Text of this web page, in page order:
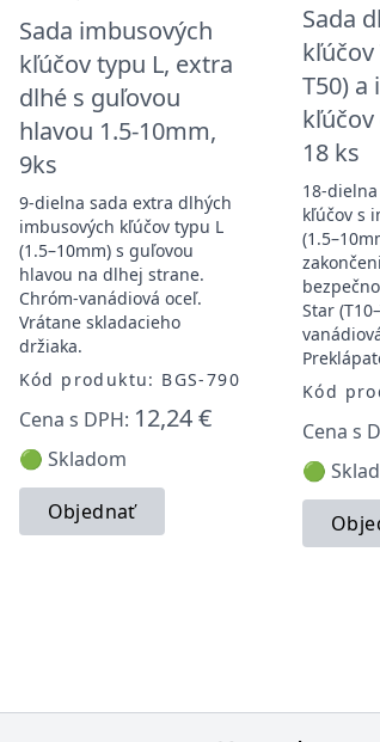
Sada imbusových
kľúčov typu L, extra
dlhé s guľovou
hlavou 1.5-10mm,
9ks
9-dielna sada extra dlhých
imbusových kľúčov typu L
(1.5–10mm) s guľovou
hlavou na dlhej strane.
Chróm-vanádiová oceľ.
Vrátane skladacieho
držiaka.
Kód produktu: BGS-790
Cena s DPH: 12,24 €
🟢 Skladom
Objednať
Sada
kľúčov
T50) a
kľúčov
18 ks
18-
kľúčov s
Star
Kód
Cena s
🟢